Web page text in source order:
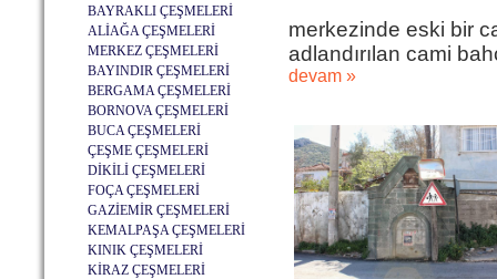
BAYRAKLI ÇEŞMELERİ
ALİAĞA ÇEŞMELERİ
MERKEZ ÇEŞMELERİ
BAYINDIR ÇEŞMELERİ
BERGAMA ÇEŞMELERİ
BORNOVA ÇEŞMELERİ
BUCA ÇEŞMELERİ
ÇEŞME ÇEŞMELERİ
DİKİLİ ÇEŞMELERİ
FOÇA ÇEŞMELERİ
GAZİEMİR ÇEŞMELERİ
KEMALPAŞA ÇEŞMELERİ
KINIK ÇEŞMELERİ
KİRAZ ÇEŞMELERİ
merkezinde eski bir
adlandırılan cami
devam »